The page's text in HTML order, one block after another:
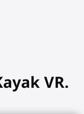
VR.